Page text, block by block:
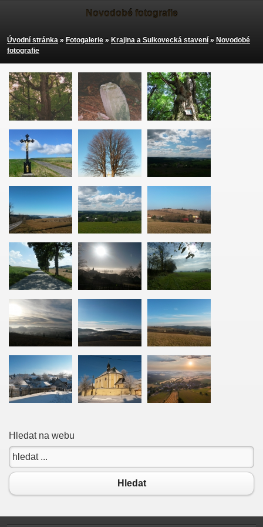
Novodobé fotografie
Úvodní stránka » Fotogalerie » Krajina a Sulkovecká stavení » Novodobé
fotografie
Hledat na webu
Hledat